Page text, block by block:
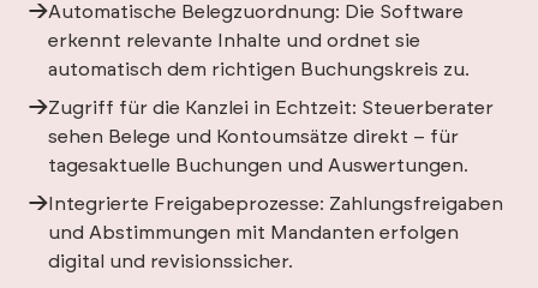
Automatische Belegzuordnung: Die Software
erkennt relevante Inhalte und ordnet sie
automatisch dem richtigen Buchungskreis zu.
Zugriff für die Kanzlei in Echtzeit: Steuerberater
sehen Belege und Kontoumsätze direkt – für
tagesaktuelle Buchungen und Auswertungen.
Integrierte Freigabeprozesse: Zahlungsfreigaben
und Abstimmungen mit Mandanten erfolgen
digital und revisionssicher.